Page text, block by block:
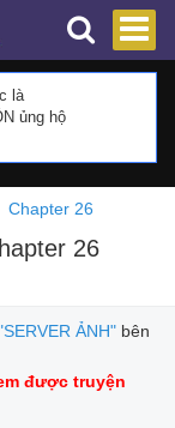
là
ủng hộ
Chapter 26
26
ẢNH"bên
được truyện